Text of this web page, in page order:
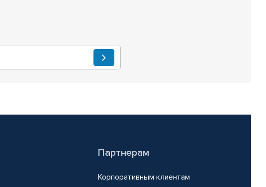
Партнерам
Корпоративным клиентам